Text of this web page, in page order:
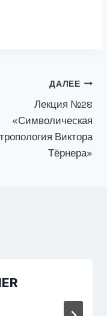
ДАЛЕЕ
Лекция №28
«Символическая
Виктора
Тёрнера»